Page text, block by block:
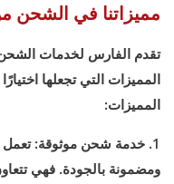
مميزاتنا في الشحن
تقدم الفارس لخدمات
المميزات التي تجعلها
المميزات:
1. خدمة شحن موثوقة:
ومضمونة بالجودة. فهي